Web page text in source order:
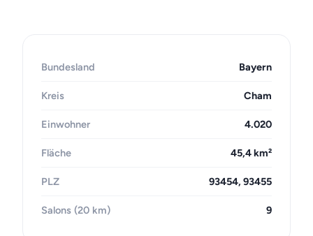
Bundesland Bayern
Kreis Cham
Einwohner 4.020
Fläche 45,4 km²
PLZ 93454, 93455
Salons (20 km) 9